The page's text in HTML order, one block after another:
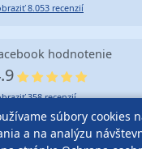
8.053 recenzií
hodnotenie
358 recenzií
súbory cookies
a na analýzu